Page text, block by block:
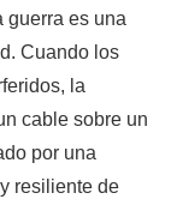
guerra es una
Cuando los
la
cable sobre un
por una
resiliente de